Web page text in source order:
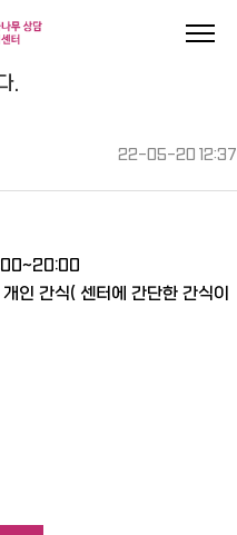
.
22-05-20 12:37
인 간식( 센터에 간단한 간식이